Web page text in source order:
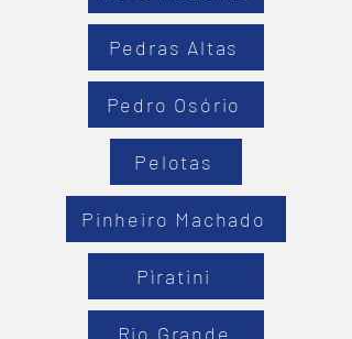
Pedras Altas
Pedro Osório
Pelotas
Pinheiro Machado
Pìratini
Rio Grande